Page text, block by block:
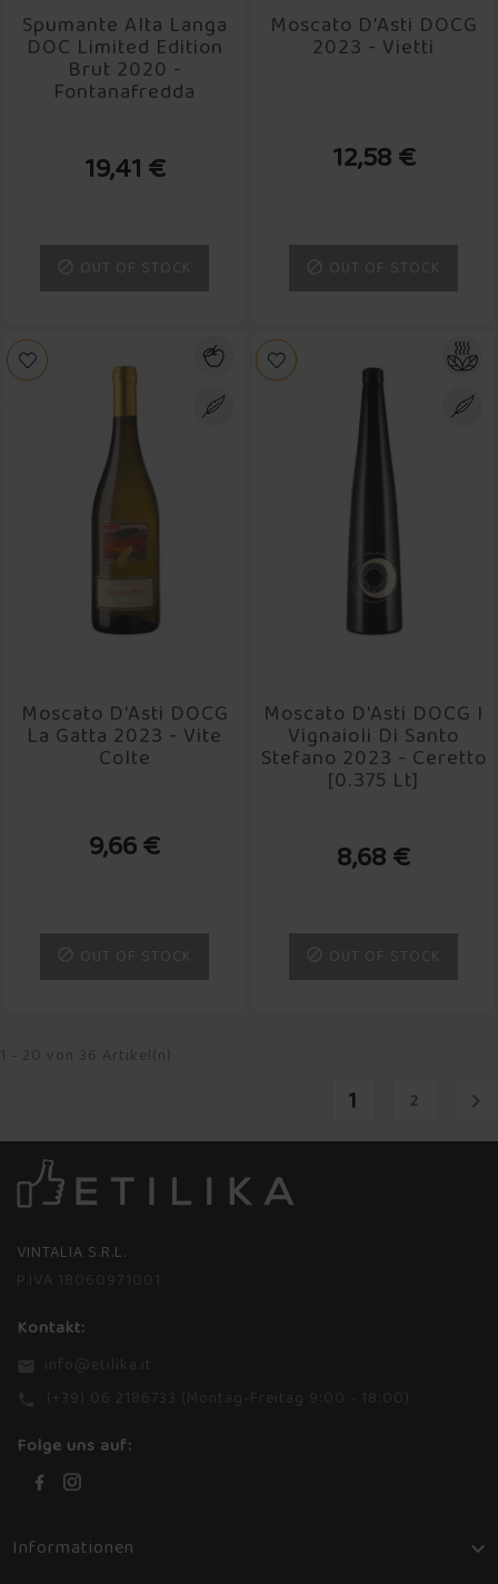
Spumante Alta Langa
DOC Limited Edition
Brut 2020 -
Fontanafredda
19,41 €
 OUT OF STOCK
Moscato D’Asti DOCG
2023 - Vietti
12,58 €
 OUT OF STOCK
Moscato D'Asti DOCG
La Gatta 2023 - Vite
Colte
9,66 €
 OUT OF STOCK
Moscato D'Asti DOCG I
Vignaioli Di Santo
Stefano 2023 - Ceretto
[0.375 Lt]
8,68 €
 OUT OF STOCK
1 - 20 von 36 Artikel(n)
1 2 
VINTALIA S.R.L.
Kontakt:
Folge uns auf:
Informationen 